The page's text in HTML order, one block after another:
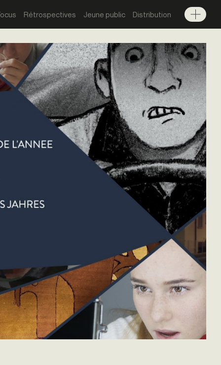
Rétrospectives Jeune public Distribution
Menu